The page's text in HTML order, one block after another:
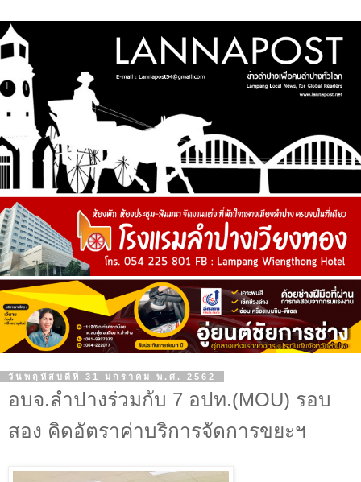
วันพฤหัสบดีที่ 31 มกราคม พ.ศ. 2562
อบจ.ลำปางร่วมกับ 7 อปท.(MOU) รอบ
สอง คิดอัตราค่าบริการจัดการขยะฯ